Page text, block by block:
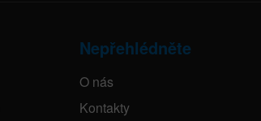
Nepřehlédněte
O nás
Kontakty